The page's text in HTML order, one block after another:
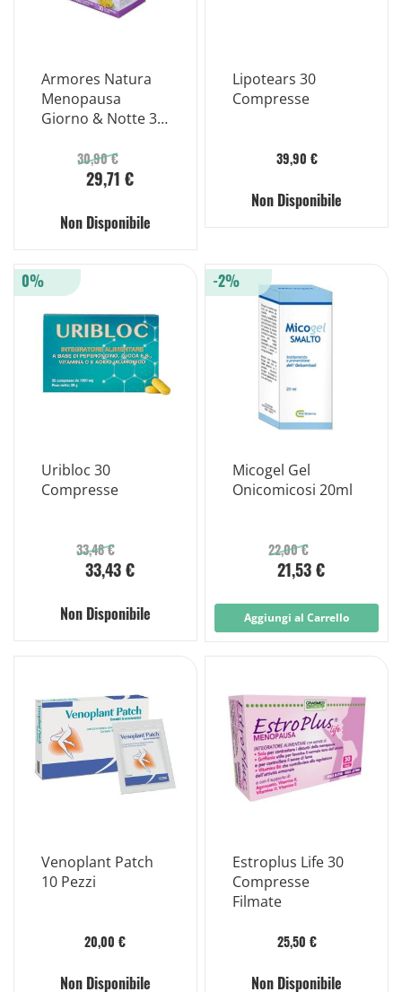
Armores Natura
Menopausa
Giorno & Notte 30
30,90 €
29,71 €
Non Disponibile
Lipotears 30
Compresse
39,90 €
Non Disponibile
Uribloc 30
Compresse
33,48 €
33,43 €
0%
Non Disponibile
Micogel Gel
Onicomicosi 20ml
22,00 €
21,53 €
-2%
Aggiungi al Carrello
Venoplant Patch
10 Pezzi
20,00 €
Non Disponibile
Estroplus Life 30
Compresse
Filmate
25,50 €
Non Disponibile